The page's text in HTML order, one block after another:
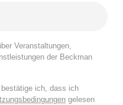
Veranstaltungen,
der Beckman
ich, dass ich
gelesen